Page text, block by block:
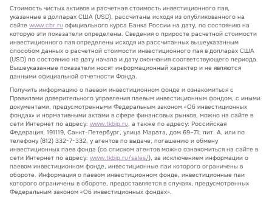
Стоимость чистых активов и расчетная стоимость инвестиционного пая,
указанные в долларах США (USD), рассчитаны исходя из опубликованного на
сайте www.cbr.ru официального курса Банка России на дату, по состоянию на
которую эти показатели определены. Сведения о приросте расчетной стоимости
инвестиционного пая определены исходя из рассчитанных вышеуказанным
способом данных о расчетной стоимости инвестиционного пая в долларах США
(USD) по состоянию на дату начала и дату окончания соответствующего периода.
Вышеуказанные показатели носят информационный характер и не являются
данными официальной отчетности Фонда.
Получить информацию о паевом инвестиционном фонде и ознакомиться с
Правилами доверительного управления паевым инвестиционным фондом, с иными
документами, предусмотренными Федеральным законом «Об инвестиционных
фондах» и нормативными актами в сфере финансовых рынков, можно на сайте в
сети Интернет по адресу: www.tkbip.ru, а также по адресу: Российская
Федерация, 191119, Санкт-Петербург, улица Марата, дом 69–71, лит. А, или по
телефону (812) 332-7-332, у агентов по выдаче, погашению и обмену
инвестиционных паев фонда (со списком агентов можно ознакомиться на сайте в
сети Интернет по адресу: www.tkbip.ru/sales/), за исключением информации о
паевом инвестиционном фонде, инвестиционные паи которого ограничены в
обороте. Информация о паевом инвестиционном фонде, инвестиционные паи
которого ограничены в обороте, предоставляется в случаях, предусмотренных
Федеральным законом «Об инвестиционных фондах».